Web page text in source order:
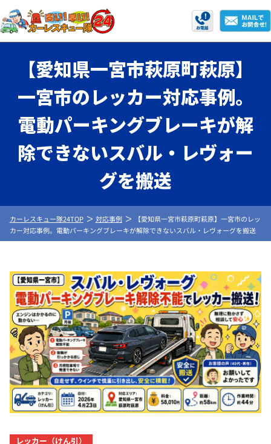
【愛知県一宮市萩原町萩原】
一宮市のレッカー対応事例。
電動パーキングブレーキが解
除できないスバル・レヴォー
グを搬送
カーレスキュー隊24TOP 対応事例
【愛知県一宮市萩原町萩原】一宮市のレッ
カー対応事例。電動パーキングブレーキが解除できないスバル・レヴォーグを搬送
レッカー（けん引）